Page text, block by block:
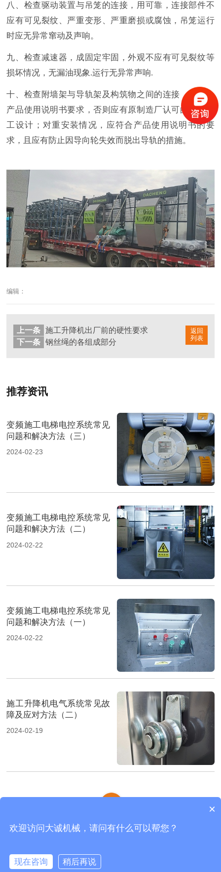
八、检查驱动装置与吊笼的连接，用可靠，连接部件不
应有可见裂纹、严重变形、严重磨损或腐蚀，吊笼运行
时应无异常窜动及声响。
九、检查减速器，成固定牢固，外观不应有可见裂纹等
损坏情况，无漏油现象.运行无异常声响.
十、检查附墙架与导轨架及构筑物之间的连接，应符合
产品使用说明书要求，否则应有原制造厂认可的专项施
工设计；对重安装情况，应符合产品使用说明书的要
求，且应有防止因导向轮失效而脱出导轨的措施。
编辑：
返回
列表
上一条
施工升降机出厂前的硬性要求
下一条
钢丝绳的各组成部分
推荐资讯
变频施工电梯电控系统常见
问题和解决方法（三）
2024-02-23
变频施工电梯电控系统常见
问题和解决方法（二）
2024-02-22
变频施工电梯电控系统常见
问题和解决方法（一）
2024-02-22
施工升降机电气系统常见故
障及应对方法（二）
2024-02-19
齿条式物料机 | 物料机 | 施工电梯 |
网站地图
×
欢迎访问大诚机械，请问有什么可以帮您？
现在咨询
稍后再说